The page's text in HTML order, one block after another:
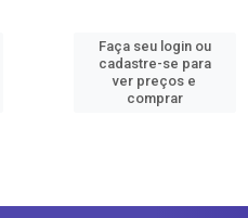
Faça seu login ou
cadastre-se para
ver preços e
comprar